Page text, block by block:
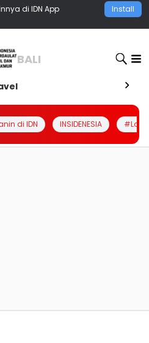
di IDN App Install
BALI
di IDN INSIDENESIA